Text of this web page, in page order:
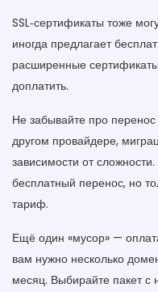
SSL‑сертификаты тоже
иногда предлагает
расширенные
доплатить.
Не забывайте про
другом провайдере,
зависимости от
бесплатный перенос, но
тариф.
Ещё один «мусор» —
вам нужно несколько
месяц. Выбирайте пакет